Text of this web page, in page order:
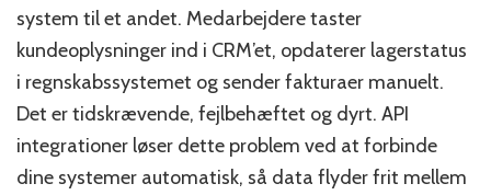
virksomhed
manuelle
arbejdstimer
system til et andet. Medarbejdere taster
kundeoplysninger ind i CRM’et, opdaterer lagerstatus
i regnskabssystemet og sender fakturaer manuelt.
Det er tidskrævende, fejlbehæftet og dyrt. API
integrationer løser dette problem ved at forbinde
dine systemer automatisk, så data flyder frit mellem